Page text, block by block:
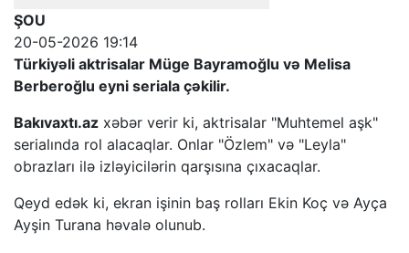
ŞOU
20-05-2026 19:14
Türkiyəli aktrisalar Müge Bayramoğlu və Melisa
Berberoğlu eyni seriala çəkilir.
Bakıvaxtı.az xəbər verir ki, aktrisalar "Muhtemel aşk"
serialında rol alacaqlar. Onlar "Özlem" və "Leyla"
obrazları ilə izləyicilərin qarşısına çıxacaqlar.
Qeyd edək ki, ekran işinin baş rolları Ekin Koç və Ayça
Ayşin Turana həvalə olunub.